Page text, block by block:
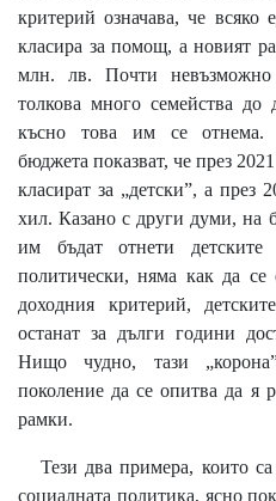
критерий означава, че
класира за помощ, а новият
млн. лв. Почти невъзможно
толкова много семейства
късно това им се отнема.
бюджета показват, че през
класират за „детски”, а през
хил. Казано с други думи, на
им бъдат отнети
политически, няма как да
доходния критерий,
останат за дълги години
Нищо чудно, тази
поколение да се опитва да я
рамки.
Тези два примера, които са
социалната политика, ясно